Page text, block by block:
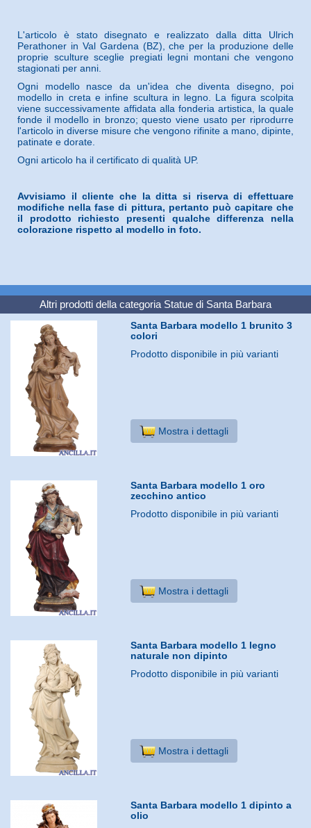
L'articolo è stato disegnato e realizzato dalla ditta Ulrich
Perathoner in Val Gardena (BZ), che per la produzione delle
proprie sculture sceglie pregiati legni montani che vengono
stagionati per anni.
Ogni modello nasce da un'idea che diventa disegno, poi
modello in creta e infine scultura in legno. La figura scolpita
viene successivamente affidata alla fonderia artistica, la quale
fonde il modello in bronzo; questo viene usato per riprodurre
l'articolo in diverse misure che vengono rifinite a mano, dipinte,
patinate e dorate.
Ogni articolo ha il certificato di qualità UP.
Avvisiamo il cliente che la ditta si riserva di effettuare
modifiche nella fase di pittura, pertanto può capitare che
il prodotto richiesto presenti qualche differenza nella
colorazione rispetto al modello in foto.
Altri prodotti della categoria Statue di Santa Barbara
Santa Barbara modello 1 brunito 3
colori
Prodotto disponibile in più varianti
Mostra i dettagli
Santa Barbara modello 1 oro
zecchino antico
Prodotto disponibile in più varianti
Mostra i dettagli
Santa Barbara modello 1 legno
naturale non dipinto
Prodotto disponibile in più varianti
Mostra i dettagli
Santa Barbara modello 1 dipinto a
olio